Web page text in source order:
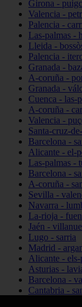
Girona -
Valencia -
Palencia -
Las-palmas -
Lleida -
Palencia -
Granada -
A-coruña -
Granada -
Cuenca - las-
A-coruña -
Valencia -
Santa-cruz-
Barcelona -
Alicante - el-
Las-palmas -
Barcelona -
A-coruña -
Sevilla -
Navarra -
La-rioja -
Jaén -
Lugo - sarria
Madrid -
Alicante -
Asturias -
Barcelona -
Cantabria -